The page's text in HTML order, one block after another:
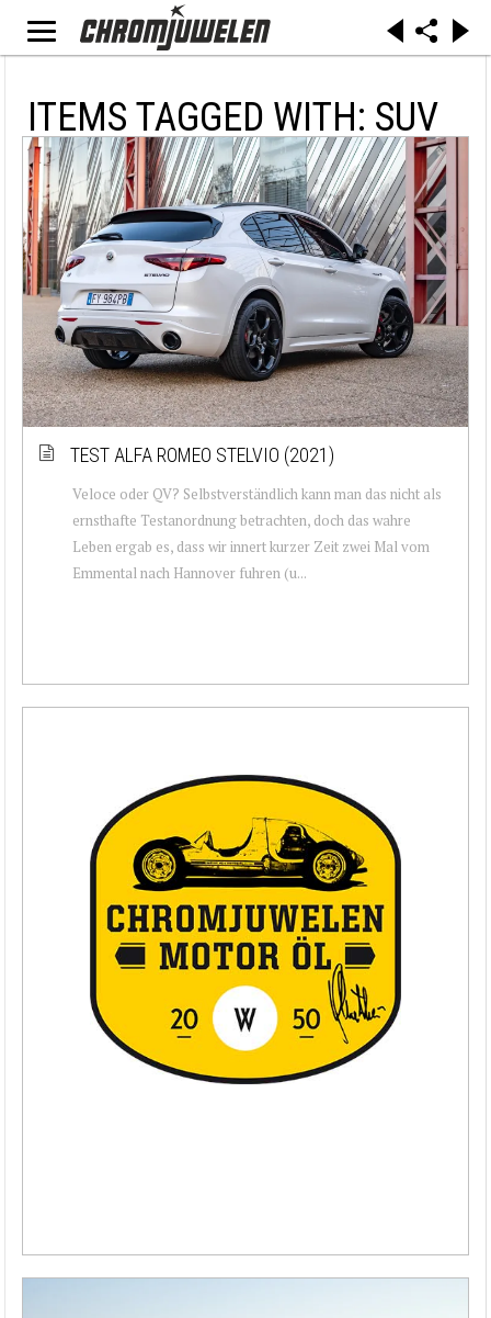
ITEMS TAGGED WITH: SUV
TEST ALFA ROMEO STELVIO (2021)
Veloce oder QV? Selbstverständlich kann man das nicht als
ernsthafte Testanordnung betrachten, doch das wahre
Leben ergab es, dass wir innert kurzer Zeit zwei Mal vom
Emmental nach Hannover fuhren (u...